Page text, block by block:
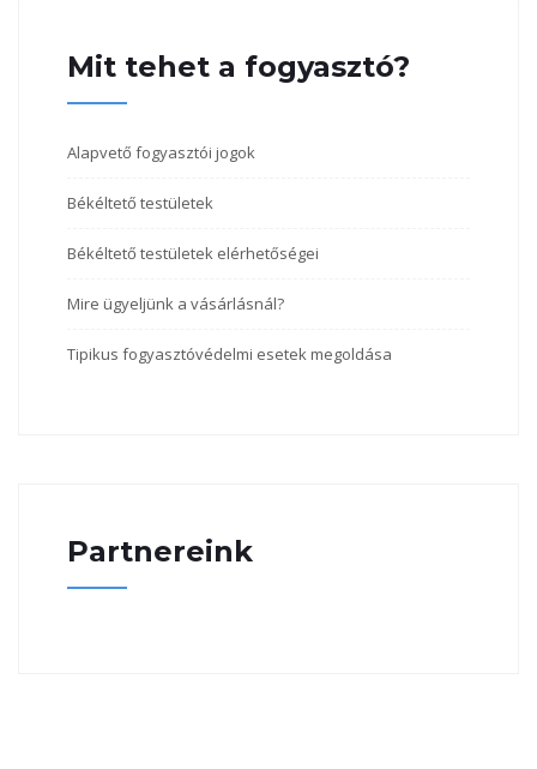
Mit tehet a fogyasztó?
Alapvető fogyasztói jogok
Békéltető testületek
Békéltető testületek elérhetőségei
Mire ügyeljünk a vásárlásnál?
Tipikus fogyasztóvédelmi esetek megoldása
Partnereink